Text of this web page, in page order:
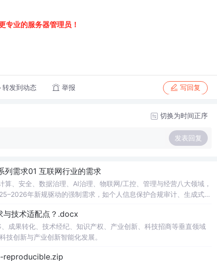
专业的服务器管理员！
转发到动态 举报 写回复
切换为时间正序
发表回复
列需求01 互联网行业的需求
、安全、数据治理、AI治理、物联网/工控、管理与经营八大领域，
年新规驱动的强制需求，如个人信息保护合规审计、生成式AI
方程，P0占比达50.3%，体现强合规刚性。
与技术适配点？.docx
成果转化、技术经纪、知识产权、产业创新、科技招商等垂直领域
创新与产业创新智能化发展。
reproducible.zip